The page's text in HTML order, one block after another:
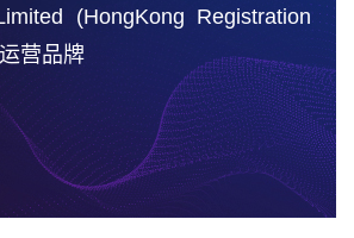
(HongKong Registration
营品牌